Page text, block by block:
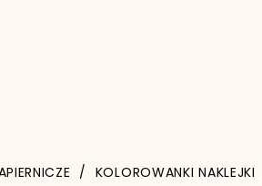
KOLOROWANKI NAKLEJKI